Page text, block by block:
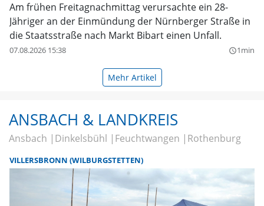
Am frühen Freitagnachmittag verursachte ein 28-
Jähriger an der Einmündung der Nürnberger Straße in
die Staatsstraße nach Markt Bibart einen Unfall.
07.08.2026 15:38 query_builder1min
Mehr Artikel
ANSBACH & LANDKREIS
Ansbach Dinkelsbühl Feuchtwangen Rothenburg
VILLERSBRONN (WILBURGSTETTEN)